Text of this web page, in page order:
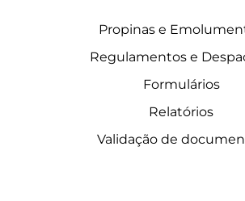
Propinas e
Regulamentos e
Formulários
Relatórios
Validação de